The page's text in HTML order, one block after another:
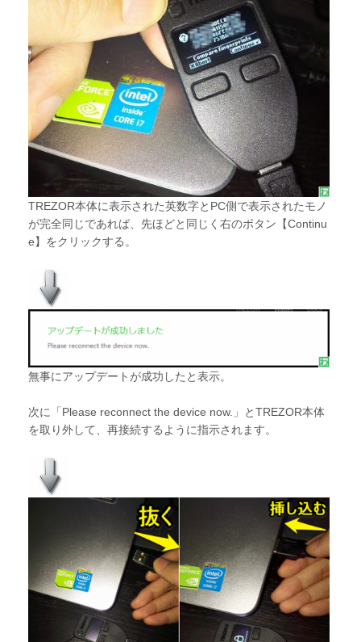
TREZOR本体に表示された英数字とPC側で表示されたモノ
が完全同じであれば、先ほどと同じく右のボタン【Continu
e】をクリックする。
無事にアップデートが成功したと表示。
次に「Please reconnect the device now.」とTREZOR本体
を取り外して、再接続するように指示されます。